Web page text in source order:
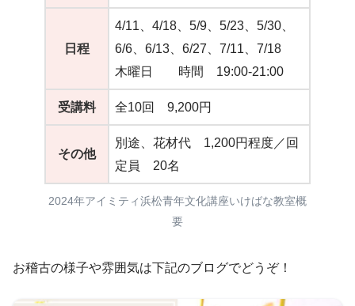
日程
4/11、4/18、5/9、5/23、5/30、
6/6、6/13、6/27、7/11、7/18
木曜日 時間 19:00-21:00
受講料 全10回 9,200円
その他
別途、花材代 1,200円程度／回
定員 20名
2024年アイミティ浜松青年文化講座いけばな教室概
要
お稽古の様子や雰囲気は下記のブログでどうぞ！